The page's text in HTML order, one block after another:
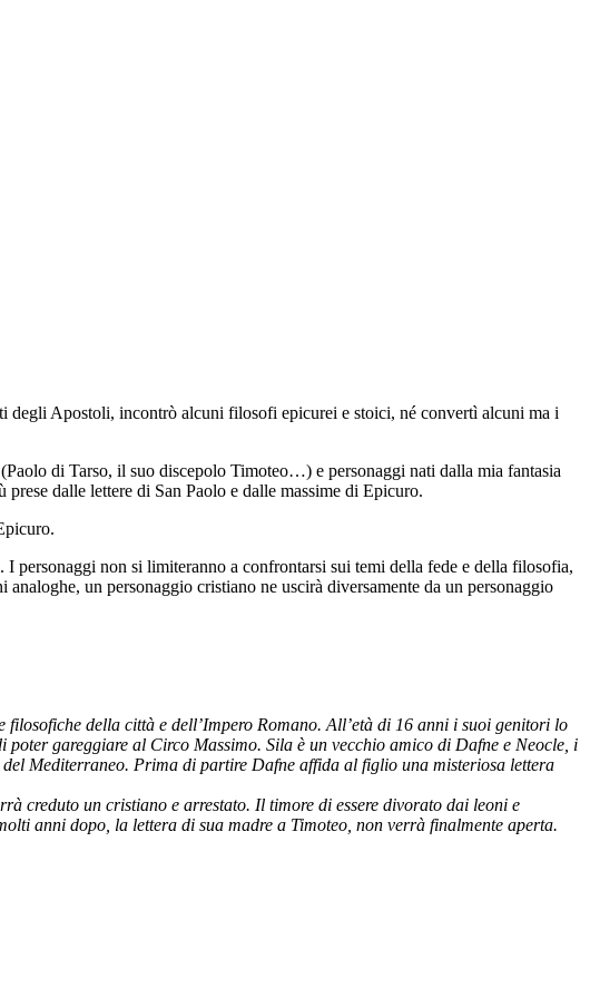
epicurei e stoici, né convertì alcuni ma i più lo schernirono. Non sappiamo
e personaggi nati dalla mia fantasia (Dafne, la figlia dello scolarca del
sui temi della fede e della filosofia, ma vivranno sulla loro pelle
un personaggio epicureo.
Romano. All’età di 16 anni i suoi genitori lo affidano a Sila per andare a
Sila è un vecchio amico di Dafne e Neocle, i genitori di Zefiro ed è anche
Dafne affida al figlio una misteriosa lettera per Timoteo, un amico comune
creduto un cristiano e arrestato. Il timore di essere divorato dai leoni e
anni dopo, la lettera di sua madre a Timoteo, non verrà finalmente aperta.